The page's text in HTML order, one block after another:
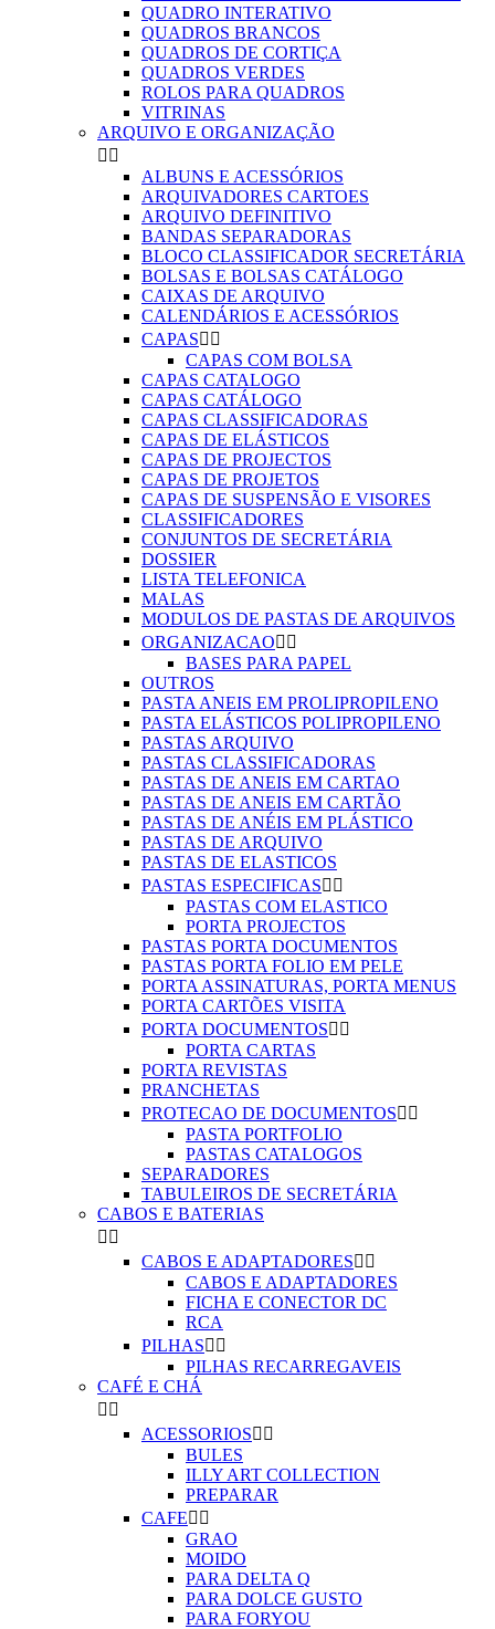
QUADRO INTERATIVO
QUADROS BRANCOS
QUADROS DE CORTIÇA
QUADROS VERDES
ROLOS PARA QUADROS
VITRINAS
ARQUIVO E ORGANIZAÇÃO
 
ALBUNS E ACESSÓRIOS
ARQUIVADORES CARTOES
ARQUIVO DEFINITIVO
BANDAS SEPARADORAS
BLOCO CLASSIFICADOR SECRETÁRIA
BOLSAS E BOLSAS CATÁLOGO
CAIXAS DE ARQUIVO
CALENDÁRIOS E ACESSÓRIOS
CAPAS 
CAPAS COM BOLSA
CAPAS CATALOGO
CAPAS CATÁLOGO
CAPAS CLASSIFICADORAS
CAPAS DE ELÁSTICOS
CAPAS DE PROJECTOS
CAPAS DE PROJETOS
CAPAS DE SUSPENSÃO E VISORES
CLASSIFICADORES
CONJUNTOS DE SECRETÁRIA
DOSSIER
LISTA TELEFONICA
MALAS
MODULOS DE PASTAS DE ARQUIVOS
ORGANIZACAO 
BASES PARA PAPEL
OUTROS
PASTA ANEIS EM PROLIPROPILENO
PASTA ELÁSTICOS POLIPROPILENO
PASTAS ARQUIVO
PASTAS CLASSIFICADORAS
PASTAS DE ANEIS EM CARTAO
PASTAS DE ANEIS EM CARTÃO
PASTAS DE ANÉIS EM PLÁSTICO
PASTAS DE ARQUIVO
PASTAS DE ELASTICOS
PASTAS ESPECIFICAS 
PASTAS COM ELASTICO
PORTA PROJECTOS
PASTAS PORTA DOCUMENTOS
PASTAS PORTA FOLIO EM PELE
PORTA ASSINATURAS, PORTA MENUS
PORTA CARTÕES VISITA
PORTA DOCUMENTOS 
PORTA CARTAS
PORTA REVISTAS
PRANCHETAS
PROTECAO DE DOCUMENTOS 
PASTA PORTFOLIO
PASTAS CATALOGOS
SEPARADORES
TABULEIROS DE SECRETÁRIA
CABOS E BATERIAS
 
CABOS E ADAPTADORES 
CABOS E ADAPTADORES
FICHA E CONECTOR DC
RCA
PILHAS 
PILHAS RECARREGAVEIS
CAFÉ E CHÁ
 
ACESSORIOS 
BULES
ILLY ART COLLECTION
PREPARAR
CAFE 
GRAO
MOIDO
PARA DELTA Q
PARA DOLCE GUSTO
PARA FORYOU